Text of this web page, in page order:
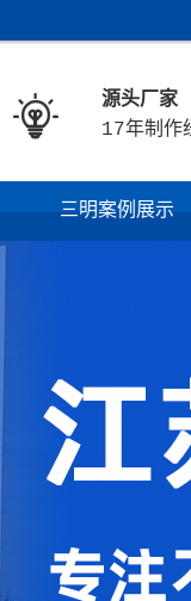

源头厂家
17年制作
三明案例展示